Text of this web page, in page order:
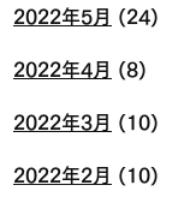
2022年5月 (24)
2022年4月 (8)
2022年3月 (10)
2022年2月 (10)